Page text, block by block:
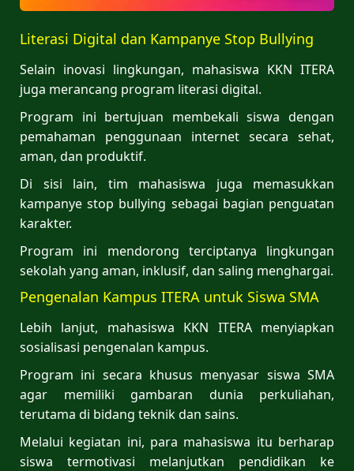
Literasi Digital dan Kampanye Stop Bullying
Selain inovasi lingkungan, mahasiswa KKN ITERA
juga merancang program literasi digital.
Program ini bertujuan membekali siswa dengan
pemahaman penggunaan internet secara sehat,
aman, dan produktif.
Di sisi lain, tim mahasiswa juga memasukkan
kampanye stop bullying sebagai bagian penguatan
karakter.
Program ini mendorong terciptanya lingkungan
sekolah yang aman, inklusif, dan saling menghargai.
Pengenalan Kampus ITERA untuk Siswa SMA
Lebih lanjut, mahasiswa KKN ITERA menyiapkan
sosialisasi pengenalan kampus.
Program ini secara khusus menyasar siswa SMA
agar memiliki gambaran dunia perkuliahan,
terutama di bidang teknik dan sains.
Melalui kegiatan ini, para mahasiswa itu berharap
siswa termotivasi melanjutkan pendidikan ke